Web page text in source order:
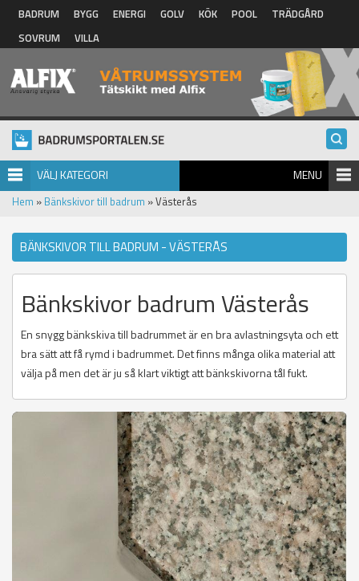
Hoppa till huvudinnehåll
BADRUM BYGG ENERGI GOLV KÖK POOL
TRÄDGÅRD
SOVRUM
VILLA
VÄLJ KATEGORI MENU
Hem » Bänkskivor till badrum » Västerås
BÄNKSKIVOR TILL BADRUM - VÄSTERÅS
Bänkskivor badrum Västerås
En snygg bänkskiva till badrummet är en bra avlastningsyta och ett
bra sätt att få rymd i badrummet. Det finns många olika material att
välja på men det är ju så klart viktigt att bänkskivorna tål fukt.